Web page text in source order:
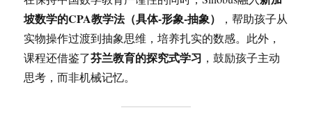
坡数学的CPA教学法（具体-形象-抽象）
，帮助孩子从
实物操作过渡到抽象思维，培养扎实的数感。此外，
课程还借鉴了芬兰教育的探究式学习 ，鼓励孩子主动
思考，而非机械记忆。